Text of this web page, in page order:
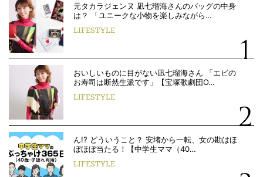
元タカラジェンヌ 凪七瑠海さんのバッグの中身
は？ 「ユニークな小物を楽しみながら…
LIFESTYLE
おいしいものに目がない凪七瑠海さん 「エビの
お寿司は断然生派です」【宝塚歌劇団O…
LIFESTYLE
ん!? どういうこと？ 安堵から一転、女の勘はほ
ぼほぼ当たる！【中学生ママ（40…
LIFESTYLE